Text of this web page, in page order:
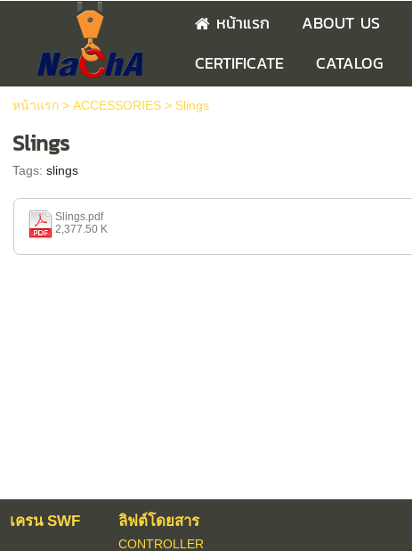
หน้าแรก ABOUT US
CERTIFICATE
CATALOG
หน้าแรก> ACCESSORIES > Slings
Slings
Tags: slings
Slings.pdf
2,377.50 K
เครน SWF ลิฟต์โดยสาร
CONTROLLER